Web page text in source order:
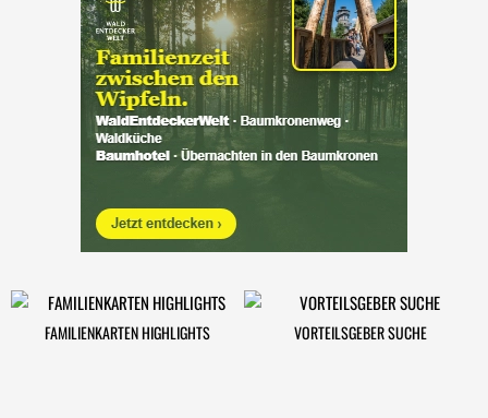
FAMILIENKARTEN HIGHLIGHTS VORTEILSGEBER SUCHE